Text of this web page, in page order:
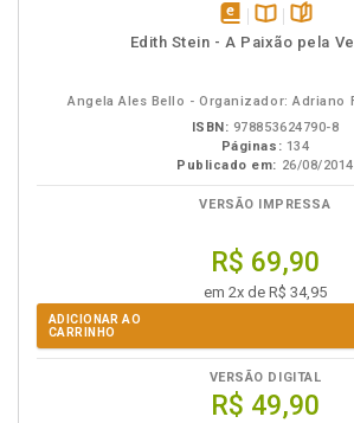
disponível
Disponível
páginas
Edith Stein - A Paixão pela
Angela Ales Bello - Organizador: Adriano
ISBN: 978853624790-8
Páginas: 134
Publicado em: 26/08/2014
VERSÃO IMPRESSA
R$ 69,90
em 2x de R$ 34,95
ADICIONAR AO
CARRINHO
VERSÃO DIGITAL
R$ 49,90